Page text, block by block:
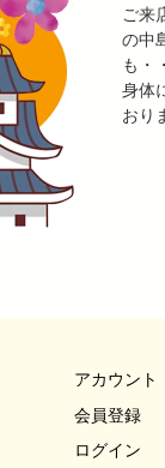
ご来
の中
も・
身体
おり
アカウント
会員登録
ログイン